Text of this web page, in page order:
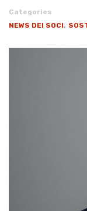
Categories
NEWS DEI SOCI,